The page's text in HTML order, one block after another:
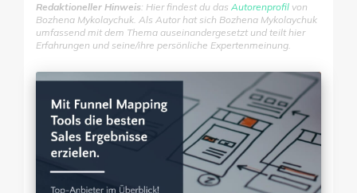
Redaktioneller Hinweis: Hier findest du das Autorenprofil von
Bozhena Mykolaychuk. Als Autor hat sich Bozhena Mykolaychuk
umfassend mit dem Thema auseinandergesetzt und teilt hier
Erfahrungen und seine/ihre persönliche Expertenmeinung.